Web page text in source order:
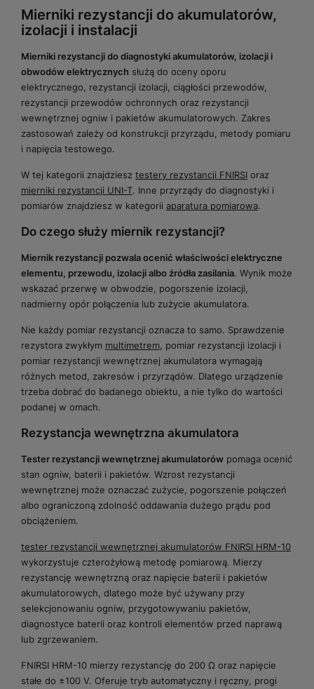
Mierniki rezystancji do akumulatorów,
izolacji i instalacji
Mierniki rezystancji do diagnostyki akumulatorów, izolacji i
obwodów elektrycznych służą do oceny oporu
elektrycznego, rezystancji izolacji, ciągłości przewodów,
rezystancji przewodów ochronnych oraz rezystancji
wewnętrznej ogniw i pakietów akumulatorowych. Zakres
zastosowań zależy od konstrukcji przyrządu, metody pomiaru
i napięcia testowego.
W tej kategorii znajdziesz testery rezystancji FNIRSI oraz
mierniki rezystancji UNI-T. Inne przyrządy do diagnostyki i
pomiarów znajdziesz w kategorii aparatura pomiarowa.
Do czego służy miernik rezystancji?
Miernik rezystancji pozwala ocenić właściwości elektryczne
elementu, przewodu, izolacji albo źródła zasilania. Wynik może
wskazać przerwę w obwodzie, pogorszenie izolacji,
nadmierny opór połączenia lub zużycie akumulatora.
Nie każdy pomiar rezystancji oznacza to samo. Sprawdzenie
rezystora zwykłym multimetrem , pomiar rezystancji izolacji i
pomiar rezystancji wewnętrznej akumulatora wymagają
różnych metod, zakresów i przyrządów. Dlatego urządzenie
trzeba dobrać do badanego obiektu, a nie tylko do wartości
podanej w omach.
Rezystancja wewnętrzna akumulatora
Tester rezystancji wewnętrznej akumulatorów pomaga ocenić
stan ogniw, baterii i pakietów. Wzrost rezystancji
wewnętrznej może oznaczać zużycie, pogorszenie połączeń
albo ograniczoną zdolność oddawania dużego prądu pod
obciążeniem.
tester rezystancji wewnętrznej akumulatorów FNIRSI HRM-10
wykorzystuje czterożyłową metodę pomiarową. Mierzy
rezystancję wewnętrzną oraz napięcie baterii i pakietów
akumulatorowych, dlatego może być używany przy
selekcjonowaniu ogniw, przygotowywaniu pakietów,
diagnostyce baterii oraz kontroli elementów przed naprawą
lub zgrzewaniem.
FNIRSI HRM-10 mierzy rezystancję do 200 Ω oraz napięcie
stałe do ±100 V. Oferuje tryb automatyczny i ręczny, progi